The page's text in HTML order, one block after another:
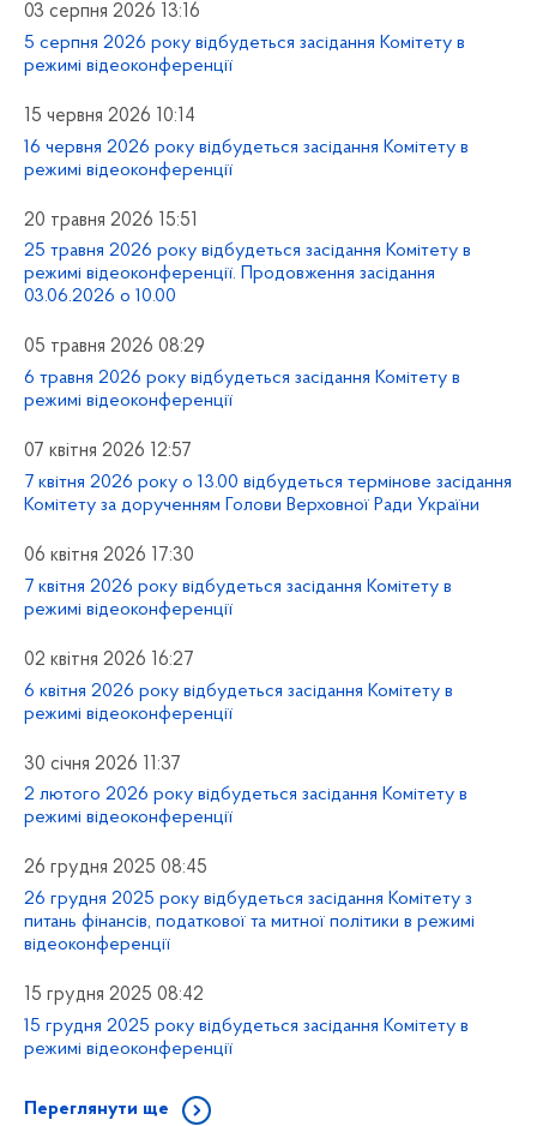
03 серпня 2026 13:16
5 серпня 2026 року відбудеться засідання Комітету в
режимі відеоконференції
15 червня 2026 10:14
16 червня 2026 року відбудеться засідання Комітету в
режимі відеоконференції
20 травня 2026 15:51
25 травня 2026 року відбудеться засідання Комітету в
режимі відеоконференції. Продовження засідання
03.06.2026 о 10.00
05 травня 2026 08:29
6 травня 2026 року відбудеться засідання Комітету в
режимі відеоконференції
07 квітня 2026 12:57
7 квітня 2026 року о 13.00 відбудеться термінове засідання
Комітету за дорученням Голови Верховної Ради України
06 квітня 2026 17:30
7 квітня 2026 року відбудеться засідання Комітету в
режимі відеоконференції
02 квітня 2026 16:27
6 квітня 2026 року відбудеться засідання Комітету в
режимі відеоконференції
30 січня 2026 11:37
2 лютого 2026 року відбудеться засідання Комітету в
режимі відеоконференції
26 грудня 2025 08:45
26 грудня 2025 року відбудеться засідання Комітету з
питань фінансів, податкової та митної політики в режимі
відеоконференції
15 грудня 2025 08:42
15 грудня 2025 року відбудеться засідання Комітету в
режимі відеоконференції
Переглянути ще